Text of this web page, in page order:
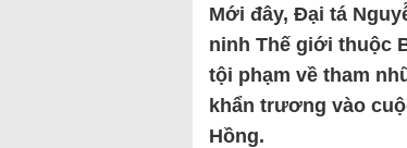
Mới đây, Đại tá
ninh Thế giới thuộc
tội phạm về tham
khẩn trương vào
Hồng.